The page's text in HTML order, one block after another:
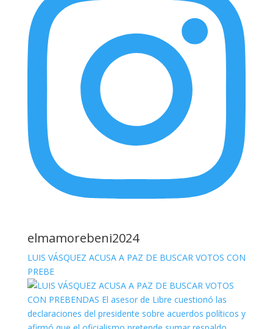
elmamorebeni2024
LUIS VÁSQUEZ ACUSA A PAZ DE BUSCAR VOTOS CON
PREBE